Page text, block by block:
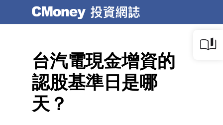
台汽電現金增資的
認股基準日是哪
天？